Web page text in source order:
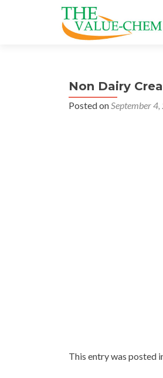
Non Dairy
Posted onSeptember
This entry was posted